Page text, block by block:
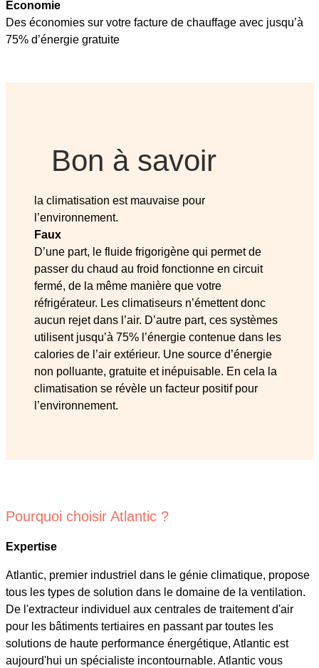
Économie
Des économies sur votre facture de chauffage avec jusqu’à
75% d’énergie gratuite
Bon à savoir
la climatisation est mauvaise pour
l’environnement.
Faux
D’une part, le fluide frigorigène qui permet de
passer du chaud au froid fonctionne en circuit
fermé, de la même manière que votre
réfrigérateur. Les climatiseurs n’émettent donc
aucun rejet dans l’air. D’autre part, ces systèmes
utilisent jusqu’à 75% l’énergie contenue dans les
calories de l’air extérieur. Une source d’énergie
non polluante, gratuite et inépuisable. En cela la
climatisation se révèle un facteur positif pour
l’environnement.
Pourquoi choisir Atlantic ?
Expertise
Atlantic, premier industriel dans le génie climatique, propose
tous les types de solution dans le domaine de la ventilation.
De l'extracteur individuel aux centrales de traitement d'air
pour les bâtiments tertiaires en passant par toutes les
solutions de haute performance énergétique, Atlantic est
aujourd'hui un spécialiste incontournable. Atlantic vous